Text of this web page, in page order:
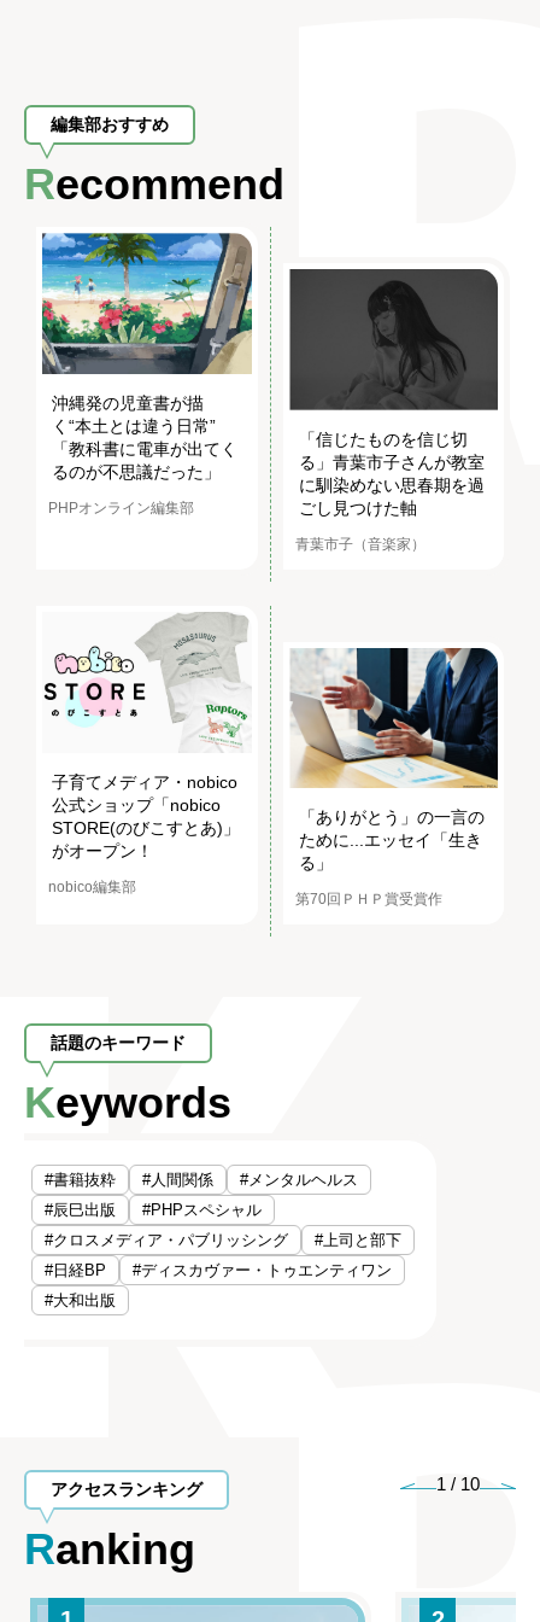
編集部おすすめ
Recommend
沖縄発の児童書が描
く“本土とは違う日常”
「教科書に電車が出てく
るのが不思議だった」
PHPオンライン編集部
「信じたものを信じ切
る」青葉市子さんが教室
に馴染めない思春期を過
ごし見つけた軸
青葉市子（音楽家）
子育てメディア・nobico
公式ショップ「nobico
STORE(のびこすとあ)」
がオープン！
nobico編集部
「ありがとう」の一言の
ために...エッセイ「生き
る」
第70回ＰＨＰ賞受賞作
話題のキーワード
Keywords
#書籍抜粋 #人間関係
#メンタルヘルス
#辰巳出版
#PHPスペシャル
#クロスメディア・パブリッシング
#上司と部下
#日経BP
#ディスカヴァー・トゥエンティワン
#大和出版
アクセスランキング
Ranking
1 / 10